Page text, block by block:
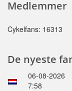
Medlemmer
Cykelfans: 16313
De nyeste
06-08-2026
7:58